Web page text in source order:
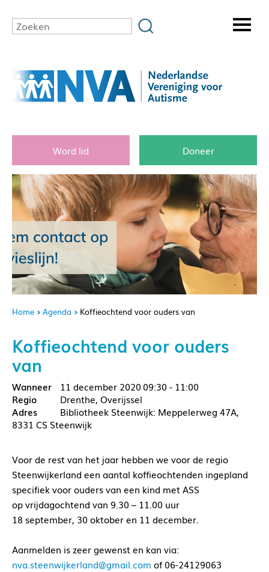
Word lid Doneer
Home Agenda Koffieochtend voor ouders van
Koffieochtend voor ouders
van
11 december 202009:30 - 11:00
Drenthe, Overijssel
Bibliotheek Steenwijk: Meppelerweg 47A,
8331 CS Steenwijk
Voor de rest van het jaar hebben we voor de regio
Steenwijkerland een aantal koffieochtenden ingepland
specifiek voor ouders van een kind met ASS
op vrijdagochtend van 9.30 – 11.00 uur
18 september, 30 oktober en 11 december.
Aanmelden is zeer gewenst en kan via:
nva.steenwijkerland@gmail.com of 06-24129063